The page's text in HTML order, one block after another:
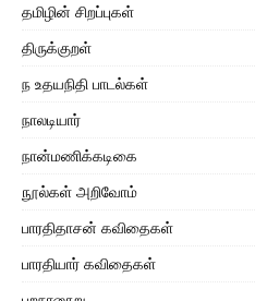
தமிழின் சிறப்புகள்
திருக்குறள்
ந உதயநிதி பாடல்கள்
நாலடியார்
நான்மணிக்கடிகை
நூல்கள் அறிவோம்
பாரதிதாசன் கவிதைகள்
பாரதியார் கவிதைகள்